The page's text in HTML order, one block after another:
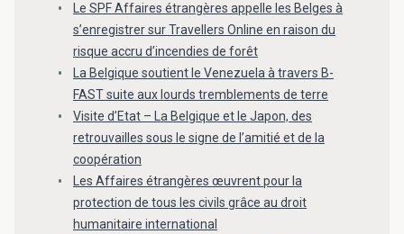
Le SPF Affaires étrangères appelle les Belges à
s’enregistrer sur Travellers Online en raison du
risque accru d’incendies de forêt
La Belgique soutient le Venezuela à travers B-
FAST suite aux lourds tremblements de terre
Visite d’Etat – La Belgique et le Japon, des
retrouvailles sous le signe de l’amitié et de la
coopération
Les Affaires étrangères œuvrent pour la
protection de tous les civils grâce au droit
humanitaire international